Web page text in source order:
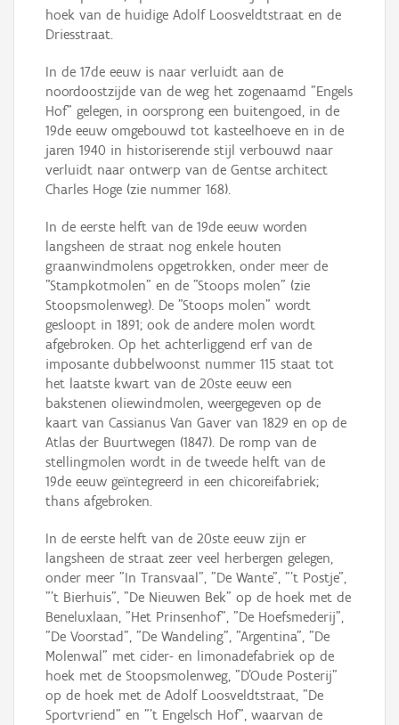
hoek van de huidige Adolf Loosveldtstraat en de
Driesstraat.
In de 17de eeuw is naar verluidt aan de
noordoostzijde van de weg het zogenaamd "Engels
Hof" gelegen, in oorsprong een buitengoed, in de
19de eeuw omgebouwd tot kasteelhoeve en in de
jaren 1940 in historiserende stijl verbouwd naar
verluidt naar ontwerp van de Gentse architect
Charles Hoge (zie nummer 168).
In de eerste helft van de 19de eeuw worden
langsheen de straat nog enkele houten
graanwindmolens opgetrokken, onder meer de
"Stampkotmolen" en de "Stoops molen" (zie
Stoopsmolenweg). De "Stoops molen" wordt
gesloopt in 1891; ook de andere molen wordt
afgebroken. Op het achterliggend erf van de
imposante dubbelwoonst nummer 115 staat tot
het laatste kwart van de 20ste eeuw een
bakstenen oliewindmolen, weergegeven op de
kaart van Cassianus Van Gaver van 1829 en op de
Atlas der Buurtwegen (1847). De romp van de
stellingmolen wordt in de tweede helft van de
19de eeuw geïntegreerd in een chicoreifabriek;
thans afgebroken.
In de eerste helft van de 20ste eeuw zijn er
langsheen de straat zeer veel herbergen gelegen,
onder meer "In Transvaal", "De Wante", "'t Postje",
"'t Bierhuis", "De Nieuwen Bek" op de hoek met de
Beneluxlaan, "Het Prinsenhof", "De Hoefsmederij",
"De Voorstad", "De Wandeling", "Argentina", "De
Molenwal" met cider- en limonadefabriek op de
hoek met de Stoopsmolenweg, "D'Oude Posterij"
op de hoek met de Adolf Loosveldtstraat, "De
Sportvriend" en "'t Engelsch Hof", waarvan de